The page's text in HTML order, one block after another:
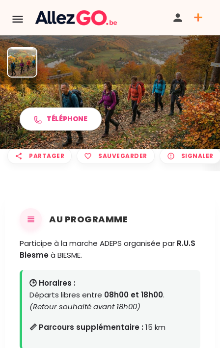
Marche ADEPS à BIESME
TÉLÉPHONE
PARTAGER SAUVEGARDER SIGNALER
AU PROGRAMME
Participe à la marche ADEPS organisée par R.U.S
Biesmeà BIESME.
🕒 Horaires :
Départs libres entre 08h00 et 18h00.
(Retour souhaité avant 18h00)
📏 Parcours supplémentaire :15 km